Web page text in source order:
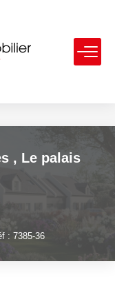
, Le palais
: 7385-36